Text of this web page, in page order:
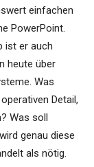
einfachen
PowerPoint.
ist er auch
heute über
Was
Detail,
Was soll
genau diese
als nötig.